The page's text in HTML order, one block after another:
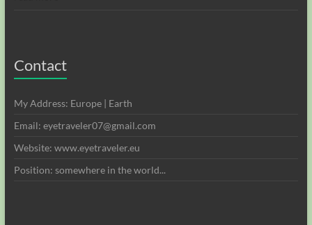
Contact
My Address: Europe | Earth
Email: eyetraveler07@gmail.com
Website: www.eyetraveler.eu
Position: somewhere in the world...